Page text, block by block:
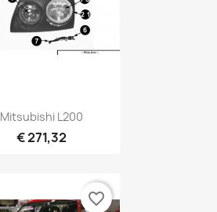
Mitsubishi L200
€ 271,32
favorite_border